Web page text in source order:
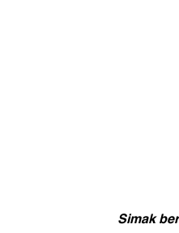
Simak